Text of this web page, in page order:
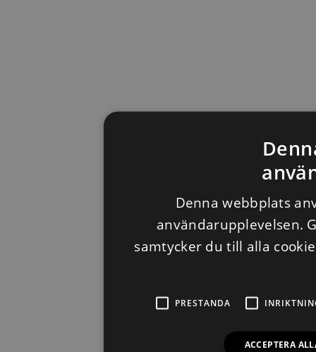
Denna webbplats
användarupplevelsen.
samtycker du till alla
PRESTANDA
ACCEPTERA